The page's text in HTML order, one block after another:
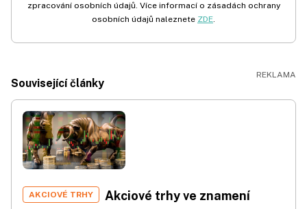
zpracování osobních údajů. Více informací o zásadách ochrany
osobních údajů naleznete ZDE.
Související články
AKCIOVÉ TRHY
Akciové trhy ve znamení